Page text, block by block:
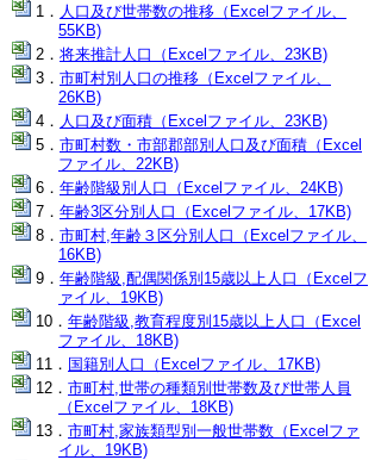
人口及び世帯数の推移（Excelファイル、
55KB)
将来推計人口（Excelファイル、23KB)
市町村別人口の推移（Excelファイル、
26KB)
人口及び面積（Excelファイル、23KB)
市町村数・市部郡部別人口及び面積（Excel
ファイル、22KB)
年齢階級別人口（Excelファイル、24KB)
年齢3区分別人口（Excelファイル、17KB)
市町村,年齢３区分別人口（Excelファイル、
16KB)
年齢階級,配偶関係別15歳以上人口（Excelフ
ァイル、19KB)
年齢階級,教育程度別15歳以上人口（Excel
ファイル、18KB)
国籍別人口（Excelファイル、17KB)
市町村,世帯の種類別世帯数及び世帯人員
（Excelファイル、18KB)
市町村,家族類型別一般世帯数（Excelファ
イル、19KB)